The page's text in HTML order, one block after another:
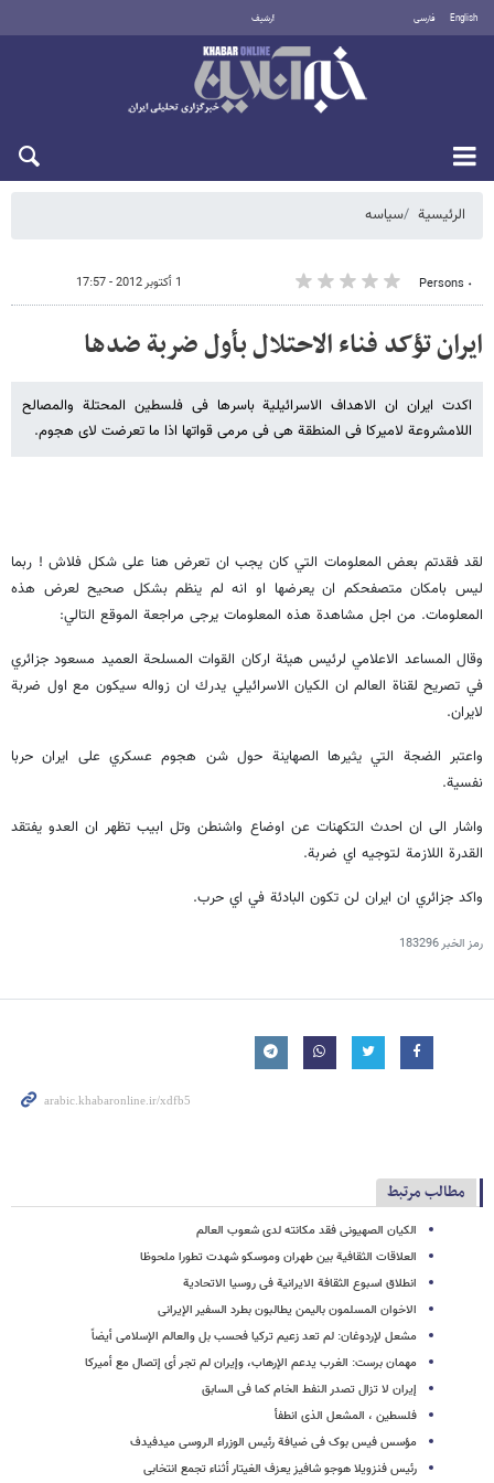
English فارسی أرشيف
الرئيسية سیاسه
٠ Persons 1 أكتوبر 2012 - 17:57
ایران تؤکد فناء الاحتلال بأول ضربة ضدها
اکدت ایران ان الاهداف الاسرائیلیة باسرها فی فلسطین المحتلة والمصالح
اللامشروعة لامیرکا فی المنطقة هی فی مرمى قواتها اذا ما تعرضت لای هجوم.
لقد فقدتم بعض المعلومات التي كان يجب ان تعرض هنا على شكل فلاش ! ربما
ليس بامكان متصفحكم ان يعرضها او انه لم ينظم بشكل صحيح لعرض هذه
المعلومات. من اجل مشاهدة هذه المعلومات يرجى مراجعة الموقع التالي:
وقال المساعد الاعلامي لرئيس هيئة اركان القوات المسلحة العميد مسعود جزائري
في تصریح لقناة العالم ان الكيان الاسرائيلي يدرك ان زواله سيكون مع اول ضربة
لايران.
واعتبر الضجة التي يثيرها الصهاينة حول شن هجوم عسكري على ايران حربا
نفسية.
واشار الى ان احدث التكهنات عن اوضاع واشنطن وتل ابيب تظهر ان العدو يفتقد
القدرة اللازمة لتوجيه اي ضربة.
واكد جزائري ان ايران لن تكون البادئة في اي حرب.
رمز الخبر183296
مطالب مرتبط
الکیان الصهیونی فقد مکانته لدی شعوب العالم
العلاقات الثقافیة بین طهران وموسکو شهدت تطورا ملحوظا
انطلاق اسبوع الثقافة الایرانیة فی روسیا الاتحادیة
الاخوان المسلمون بالیمن یطالبون بطرد السفیر الإیرانی
مشعل لإردوغان: لم تعد زعیم ترکیا فحسب بل والعالم الإسلامی أیضاً
مهمان برست: الغرب یدعم الإرهاب، وإیران لم تجر أی إتصال مع أمیرکا
إیران لا تزال تصدر النفط الخام کما فی السابق
فلسطین ، المشعل الذی انطفأ
مؤسس فیس بوک فی ضیافة رئیس الوزراء الروسی میدفیدف
رئیس فنزویلا هوجو شافیز یعزف الغیتار أثناء تجمع انتخابی